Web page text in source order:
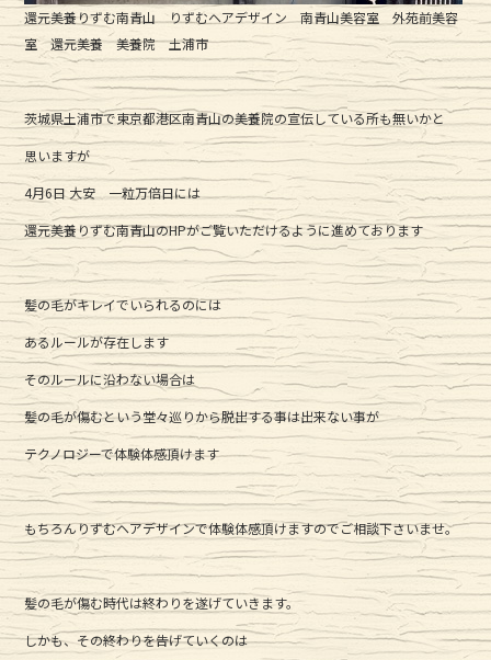
還元美養りずむ南青山 りずむヘアデザイン 南青山美容室 外苑前美容
室 還元美養 美養院 土浦市
茨城県土浦市で東京都港区南青山の美養院の宣伝している所も無いかと
思いますが
4月6日 大安 一粒万倍日には
還元美養りずむ南青山のHPがご覧いただけるように進めております
髪の毛がキレイでいられるのには
あるルールが存在します
そのルールに沿わない場合は
髪の毛が傷むという堂々巡りから脱出する事は出来ない事が
テクノロジーで体験体感頂けます
もちろんりずむヘアデザインで体験体感頂けますのでご相談下さいませ。
髪の毛が傷む時代は終わりを遂げていきます。
しかも、その終わりを告げていくのは